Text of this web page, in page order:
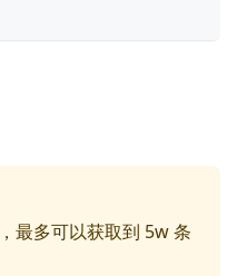
最多可以获取到 5w 条